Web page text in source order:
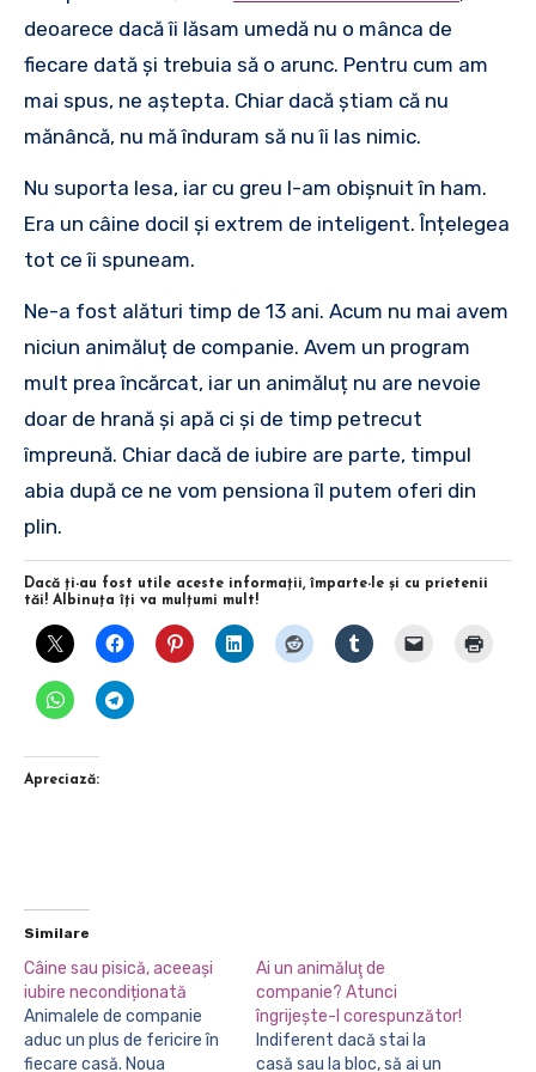
deoarece dacă îi lăsam umedă nu o mânca de
fiecare dată și trebuia să o arunc. Pentru cum am
mai spus, ne aștepta. Chiar dacă știam că nu
mănâncă, nu mă înduram să nu îi las nimic.
Nu suporta lesa, iar cu greu l-am obișnuit în ham.
Era un câine docil și extrem de inteligent. Înțelegea
tot ce îi spuneam.
Ne-a fost alături timp de 13 ani. Acum nu mai avem
niciun animăluț de companie. Avem un program
mult prea încărcat, iar un animăluț nu are nevoie
doar de hrană și apă ci și de timp petrecut
împreună. Chiar dacă de iubire are parte, timpul
abia după ce ne vom pensiona îl putem oferi din
plin.
Dacă ţi-au fost utile aceste informaţii, împarte-le şi cu prietenii
tăi! Albinuţa îţi va mulţumi mult!
Apreciază:
Similare
Câine sau pisică, aceeași
iubire necondiționată
Animalele de companie
aduc un plus de fericire în
fiecare casă. Noua
Ai un animăluţ de
companie? Atunci
îngrijeşte-l corespunzător!
casă sau la bloc, să ai un